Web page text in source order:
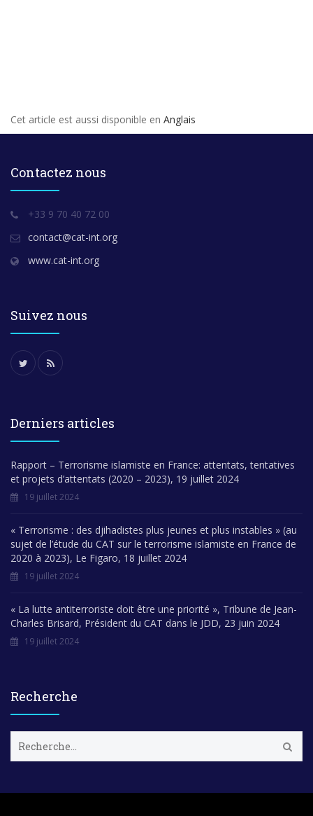
Cet article est aussi disponible en Anglais
Contactez nous
+33 9 70 40 72 00
contact@cat-int.org
www.cat-int.org
Suivez nous
Derniers articles
Rapport – Terrorisme islamiste en France: attentats, tentatives
et projets d’attentats (2020 – 2023), 19 juillet 2024
19 juillet 2024
« Terrorisme : des djihadistes plus jeunes et plus instables » (au
sujet de l’étude du CAT sur le terrorisme islamiste en France de
2020 à 2023), Le Figaro, 18 juillet 2024
19 juillet 2024
« La lutte antiterroriste doit être une priorité », Tribune de Jean-
Charles Brisard, Président du CAT dans le JDD, 23 juin 2024
19 juillet 2024
Recherche
c
e